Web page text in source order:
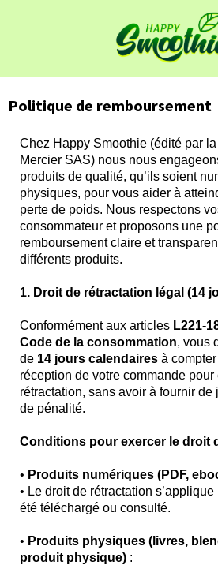
Politique de remboursement
Chez Happy Smoothie (édité par
Mercier SAS) nous nous
produits de qualité, qu’ils soient
physiques, pour vous aider à
perte de poids. Nous respectons
consommateur et proposons une
remboursement claire et
différents produits.
1. Droit de rétractation légal (14
Conformément aux articles L221-
Code de la consommation, vous
de 14 jours calendaires à
réception de votre commande
rétractation, sans avoir à fournir
de pénalité.
Conditions pour exercer le droit
• Produits numériques (PDF,
• Le droit de rétractation
été téléchargé ou consulté.
• Produits physiques (livres,
produit physique) :